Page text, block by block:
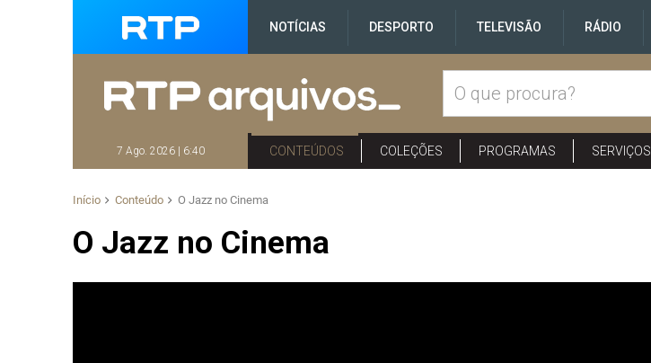
NOTÍCIAS DESPORTO TELEVISÃO RÁDIO
7 Ago. 2026 | 6:40 CONTEÚDOS COLEÇÕES PROGRAMAS SERVIÇOS
Início Conteúdo O Jazz no Cinema
O Jazz no Cinema